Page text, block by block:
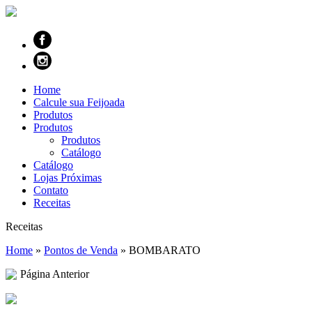
Home
Calcule sua Feijoada
Produtos
Produtos
Produtos
Catálogo
Catálogo
Lojas Próximas
Contato
Receitas
Receitas
Home » Pontos de Venda » BOMBARATO
Página Anterior